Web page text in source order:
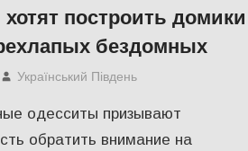
построить домики
бездомных
Український Південь
одесситы призывают
обратить внимание на